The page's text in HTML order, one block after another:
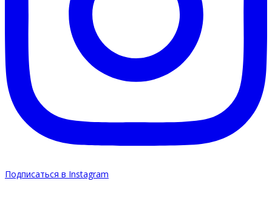
Подписаться в Instagram